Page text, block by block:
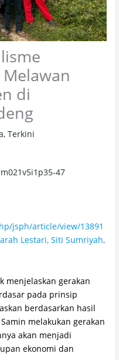
di
,Terkini
47
jsph/article/view/13891
Lestari, Siti Sumriyah,
menjelaskan gerakan
pada prinsip
berdasarkan hasil
melakukan gerakan
akan menjadi
ekonomi dan